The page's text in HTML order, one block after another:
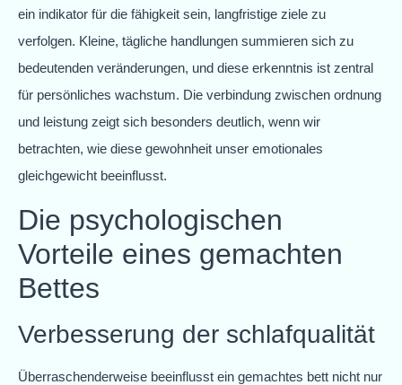
ein indikator für die fähigkeit sein, langfristige ziele zu
verfolgen. Kleine, tägliche handlungen summieren sich zu
bedeutenden veränderungen, und diese erkenntnis ist zentral
für persönliches wachstum. Die verbindung zwischen ordnung
und leistung zeigt sich besonders deutlich, wenn wir
betrachten, wie diese gewohnheit unser emotionales
gleichgewicht beeinflusst.
Die psychologischen
Vorteile eines gemachten
Bettes
Verbesserung der schlafqualität
Überraschenderweise beeinflusst ein gemachtes bett nicht nur